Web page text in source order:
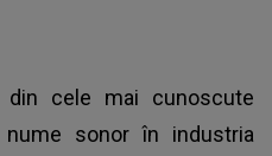
cele mai cunoscute
sonor în industria